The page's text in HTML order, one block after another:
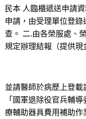
民本 人臨櫃遞送申請
申請，由受理單位登
查。 二.由各榮服處、
規定辦理結報（提供現
並請醫師於病歷上登
「國軍退除役官兵輔
療輔助器具費用補助作